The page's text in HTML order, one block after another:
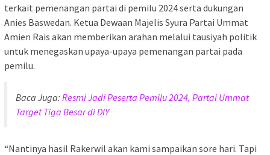
terkait pemenangan partai di pemilu 2024 serta dukungan
Anies Baswedan. Ketua Dewaan Majelis Syura Partai Ummat
Amien Rais akan memberikan arahan melalui tausiyah politik
untuk menegaskan upaya-upaya pemenangan partai pada
pemilu.
Baca Juga: Resmi Jadi Peserta Pemilu 2024, Partai Ummat
Target Tiga Besar di DIY
“Nantinya hasil Rakerwil akan kami sampaikan sore hari. Tapi